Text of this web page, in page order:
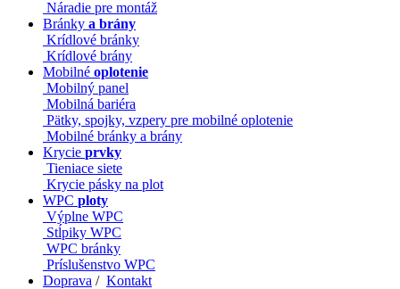
Náradie pre montáž
Bránky a brány
Krídlové bránky
Krídlové brány
Mobilné oplotenie
Mobilný panel
Mobilná bariéra
Pätky, spojky, vzpery pre mobilné oplotenie
Mobilné bránky a brány
Krycie prvky
Tieniace siete
Krycie pásky na plot
WPC ploty
Výplne WPC
Stĺpiky WPC
WPC bránky
Príslušenstvo WPC
Doprava / Kontakt